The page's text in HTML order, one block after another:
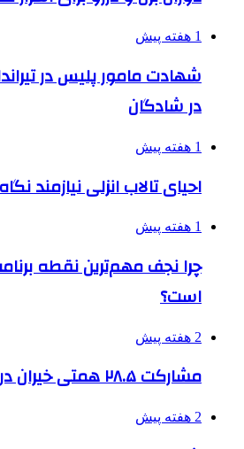
1 هفته پیش
شهادت مامور پلیس در
در شادگان
1 هفته پیش
احیای تالاب انزلی نیازمند
1 هفته پیش
چرا نجف مهم‌ترین نقطه
است؟
2 هفته پیش
مشارکت ۲۸.۵ همتی خیران در مدرسه‌سازی
2 هفته پیش